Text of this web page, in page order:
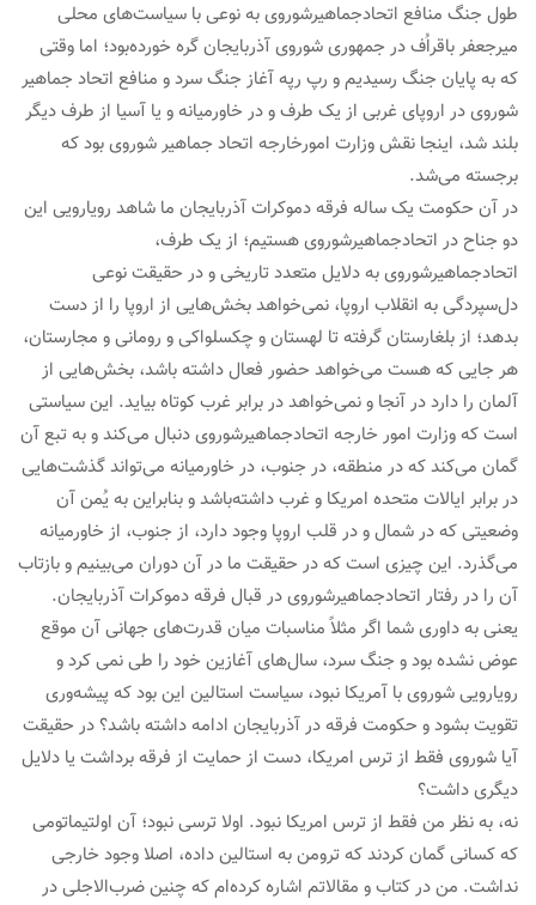
طول جنگ منافع اتحادجماهیرشوروی به نوعی با سیاست‌های محلی
میرجعفر باقراُف در جمهوری شوروی آذربایجان گره خورده‌بود؛ اما وقتی
که به پایان جنگ رسیدیم و رپ رپه آغاز جنگ سرد و منافع اتحاد جماهیر
شوروی در اروپای غربی از یک طرف و در خاورمیانه و یا آسیا از طرف دیگر
بلند شد، اینجا نقش وزارت امورخارجه اتحاد جماهیر شوروی بود که
برجسته می‌شد.
در آن حکومت یک ساله فرقه دموکرات آذربایجان ما شاهد رویارویی این
دو جناح در اتحادجماهیرشوروی هستیم؛ از یک طرف،
اتحادجماهیرشوروی به دلایل متعدد تاریخی و در حقیقت نوعی
دل‌سپردگی به انقلاب اروپا، نمی‌خواهد بخش‌هایی از اروپا را از دست
بدهد؛ از بلغارستان گرفته تا لهستان و چکسلواکی و رومانی و مجارستان،
هر جایی که هست می‌خواهد حضور فعال داشته باشد، بخش‌هایی از
آلمان را دارد در آنجا و نمی‌خواهد در برابر غرب کوتاه بیاید. این سیاستی
است که وزارت امور خارجه اتحادجماهیرشوروی دنبال می‌کند و به تبع آن
گمان می‌کند که در منطقه، در جنوب، در خاورمیانه می‌تواند گذشت‌هایی
در برابر ایالات متحده امریکا و غرب داشته‌باشد و بنابراین به یُمن آن
وضعیتی که در شمال و در قلب اروپا وجود دارد، از جنوب، از خاورمیانه
می‌گذرد. این چیزی است که در حقیقت ما در آن دوران می‌بینیم و بازتاب
آن را در رفتار اتحادجماهیرشوروی در قبال فرقه دموکرات آذربایجان.
یعنی به داوری شما اگر مثلاً مناسبات میان قدرت‌های جهانی آن موقع
عوض نشده بود و جنگ سرد، سال‌های آغازین خود را طی نمی کرد و
رویارویی شوروی با آمریکا نبود، سیاست استالین این بود که پیشه‌وری
تقویت بشود و حکومت فرقه در آذربایجان ادامه داشته باشد؟ در حقیقت
آیا شوروی فقط از ترس امریکا، دست از حمایت از فرقه برداشت یا دلایل
دیگری داشت؟
نه، به نظر من فقط از ترس امریکا نبود. اولا ترسی نبود؛ آن اولتیماتومی
که کسانی گمان کردند که ترومن به استالین داده، اصلا وجود خارجی
نداشت. من در کتاب و مقالاتم اشاره کرده‌ام که چنین ضرب‌الاجلی در